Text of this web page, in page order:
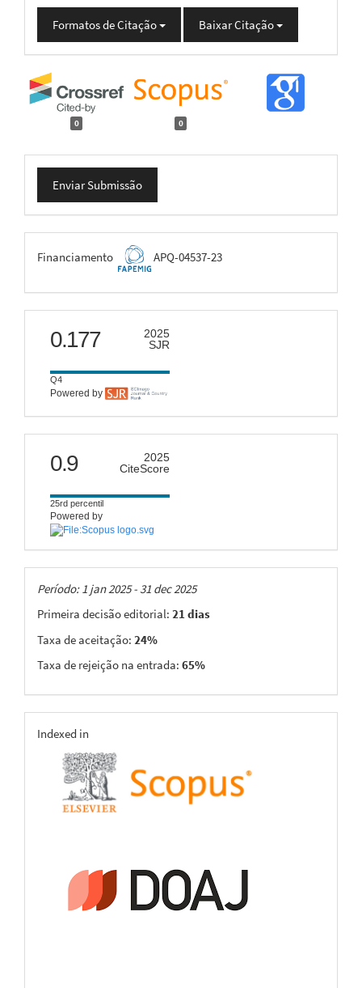
Formatos de Citação Baixar Citação
0 0
Enviar
Submissão
Enviar Submissão
FAPEMIG
Financiamento APQ-04537-23
scimago
0.177
2025
SJR
Q4
Powered by
citescore
0.9
2025
CiteScore
25rd percentil
Powered by
Taxas
Período: 1 jan 2025 - 31 dec 2025
Primeira decisão editorial: 21 dias
Taxa de aceitação: 24%
Taxa de rejeição na entrada: 65%
indexing
Indexed in